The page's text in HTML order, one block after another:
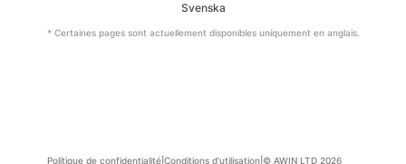
Svenska
* Certaines pages sont actuellement disponibles uniquement en anglais.
Politique de confidentialité| Conditions d’utilisation| © AWIN LTD 2026